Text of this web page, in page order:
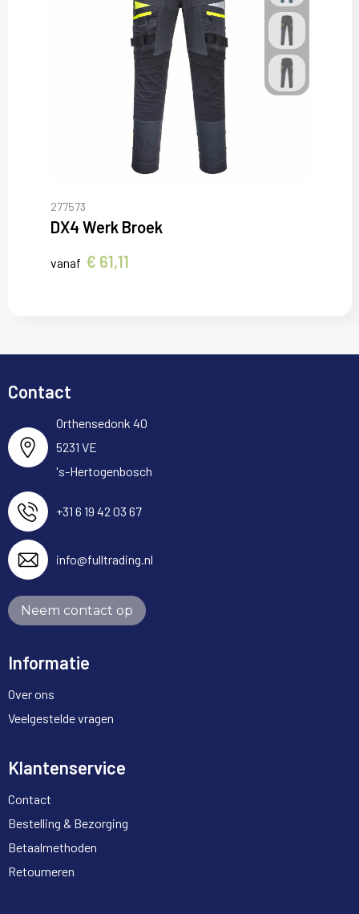
277573
DX4 Werk Broek
vanaf € 61,11
Contact
Orthensedonk 40
5231 VE
's-Hertogenbosch
+31 6 19 42 03 67
info@fulltrading.nl
Neem contact op
Informatie
Over ons
Veelgestelde vragen
Klantenservice
Contact
Bestelling & Bezorging
Betaalmethoden
Retourneren